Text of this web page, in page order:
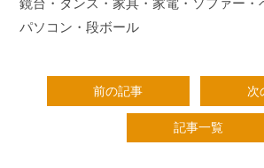
鏡台・タンス・家具・家電・ソファー・
パソコン・段ボール
前の記事 次
記事一覧